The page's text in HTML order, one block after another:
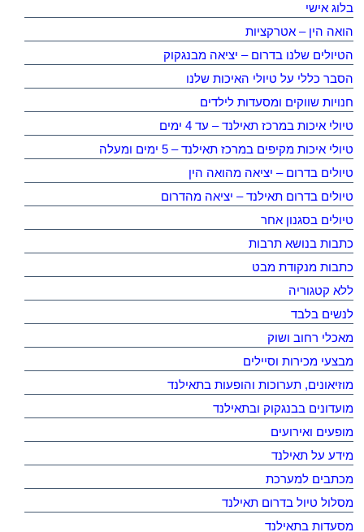
בלוג אישי
הואה הין – אטרקציות
הטיולים שלנו בדרום – יציאה מבנגקוק
הסבר כללי על טיולי האיכות שלנו
חנויות שווקים ומסעדות לילדים
טיולי איכות במרכז תאילנד – עד 4 ימים
טיולי איכות מקיפים במרכז תאילנד – 5 ימים ומעלה
טיולים בדרום – יציאה מהואה הין
טיולים בדרום תאילנד – יציאה מהדרום
טיולים בסגנון אחר
כתבות בנושא תרבות
כתבות מנקודת מבט
ללא קטגוריה
לנשים בלבד
מאכלי רחוב ושוק
מבצעי מכירות וסיילים
מוזיאונים, תערוכות והופעות בתאילנד
מועדונים בבנגקוק ובתאילנד
מופעים ואירועים
מידע על תאילנד
מכתבים למערכת
מסלול טיול בדרום תאילנד
מסעדות בתאילנד